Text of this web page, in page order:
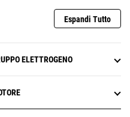
Espandi Tutto
ELETTROGENO